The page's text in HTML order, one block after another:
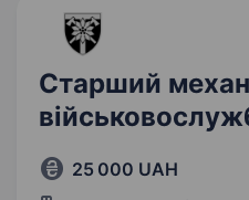
Старший
25 000 UAH